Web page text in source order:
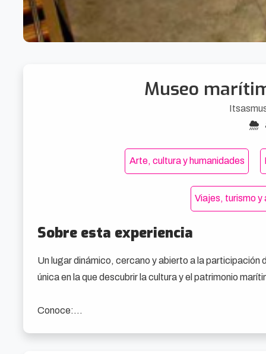
Museo
Arte, cultura y humanidades
Viajes, turismo y
Sobre esta experiencia
Un lugar dinámico, cercano y abierto a la
única en la que descubrir la cultura y el patrimonio
Conoce: